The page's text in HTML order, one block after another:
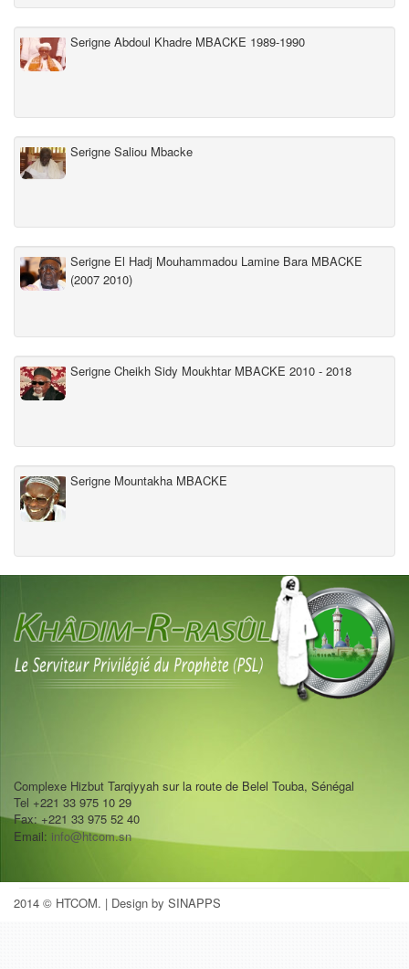
Serigne Abdoul Khadre MBACKE 1989-1990
Serigne Saliou Mbacke
Serigne El Hadj Mouhammadou Lamine Bara MBACKE
(2007 2010)
Serigne Cheikh Sidy Moukhtar MBACKE 2010 - 2018
Serigne Mountakha MBACKE
Complexe Hizbut Tarqiyyah sur la route de Belel Touba, Sénégal
Tel +221 33 975 10 29
Fax: +221 33 975 52 40
Email: info@htcom.sn
2014 © HTCOM. | Design by SINAPPS